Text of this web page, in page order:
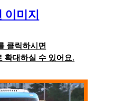
이미지
클릭하시면
확대하실 수 있어요.